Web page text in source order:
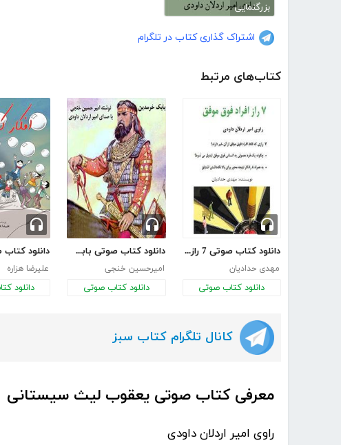
بزرگنمایی
اشتراک گذاری کتاب در تلگرام
کتاب‌های مرتبط
دانلود کتاب صوتی 7 راز افراد فوق موفق
مهدی حدادیان
دانلود کتاب صوتی
دانلود کتاب صوتی بابک خرمدین
امیرحسین خنجی
دانلود کتاب صوتی
علیرضا هزاره
دانلود
کانال تلگرام کتاب سبز
معرفی کتاب صوتی یعقوب لیث سیستانی
راوی امیر اردلان داودی